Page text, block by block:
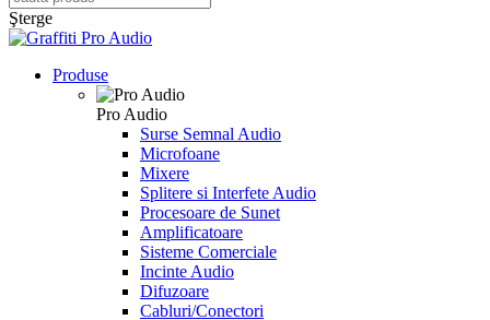
Şterge
Produse
Pro Audio
Surse Semnal Audio
Microfoane
Mixere
Splitere si Interfete Audio
Procesoare de Sunet
Amplificatoare
Sisteme Comerciale
Incinte Audio
Difuzoare
Cabluri/Conectori